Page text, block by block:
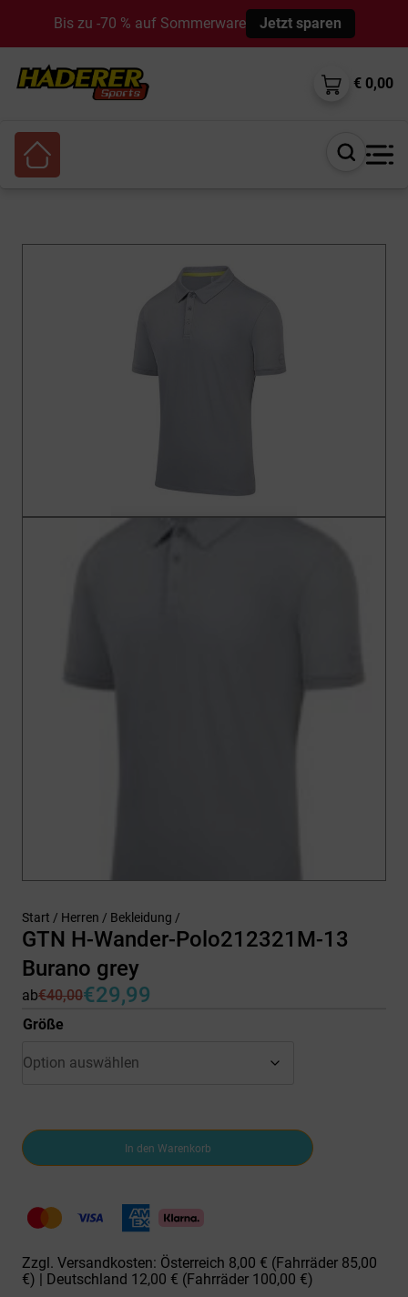
Bis zu -70 % auf Sommerware Jetzt sparen
€ 0,00
Suche
Start / Herren / Bekleidung /
GTN H-Wander-Polo212321M-13
Burano grey
ab€40,00
Ursprünglicher
Preis
war:
€29,99
Aktueller
Preis
ist:
Größe
GTN
H-
Wander-
Burano
grey
In den Warenkorb
Zzgl. Versandkosten: Österreich 8,00 € (Fahrräder 85,00
€) | Deutschland 12,00 € (Fahrräder 100,00 €)